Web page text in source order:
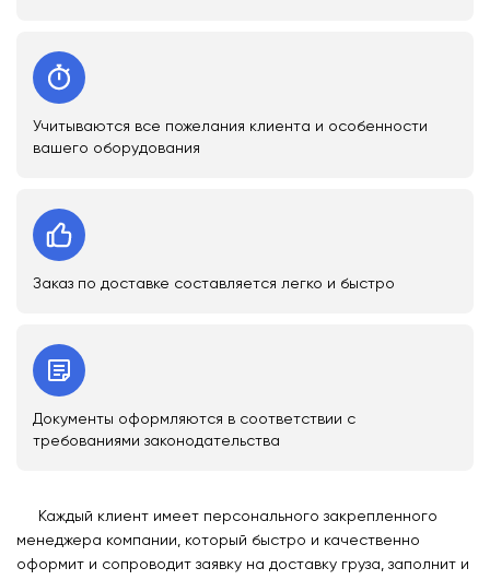
Учитываются все пожелания клиента и особенности
вашего оборудования
Заказ по доставке составляется легко и быстро
Документы оформляются в соответствии с
требованиями законодательства
Каждый клиент имеет персонального закрепленного
менеджера компании, который быстро и качественно
оформит и сопроводит заявку на доставку груза, заполнит и